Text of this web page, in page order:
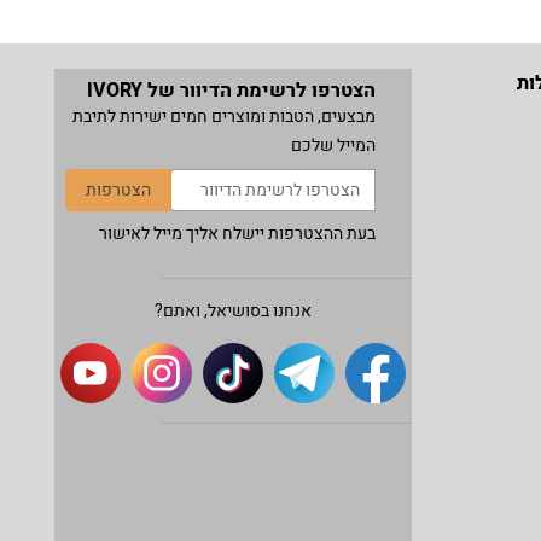
הצטרפו לרשימת הדיוור של IVORY
מבצעים, הטבות ומוצרים חמים ישירות לתיבת
המייל שלכם
הצטרפות
בעת ההצטרפות יישלח אליך מייל לאישור
אנחנו בסושיאל, ואתם?